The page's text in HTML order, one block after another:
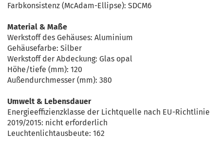
Farbkonsistenz (McAdam-Ellipse): SDCM6
Material & Maße
Werkstoff des Gehäuses: Aluminium
Gehäusefarbe: Silber
Werkstoff der Abdeckung: Glas opal
Höhe/tiefe (mm): 120
Außendurchmesser (mm): 380
Umwelt & Lebensdauer
Energieeffizienzklasse der Lichtquelle nach EU-Richtlinie
2019/2015: nicht erforderlich
Leuchtenlichtausbeute: 162